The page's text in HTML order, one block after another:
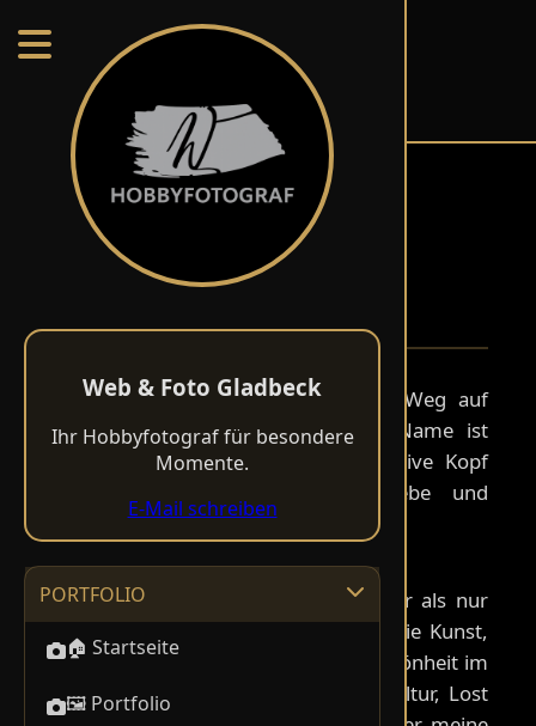
Web & Foto Gladbeck
Ihr Hobbyfotograf für besondere
Momente.
E-Mail schreiben
PORTFOLIO
🏠 Startseite
🖼️ Portfolio
HOLGER THIEL